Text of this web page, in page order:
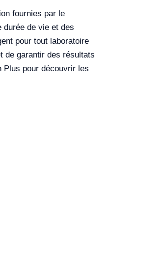
fournies par le
durée de vie et des
pour tout laboratoire
de garantir des résultats
Plus pour découvrir les